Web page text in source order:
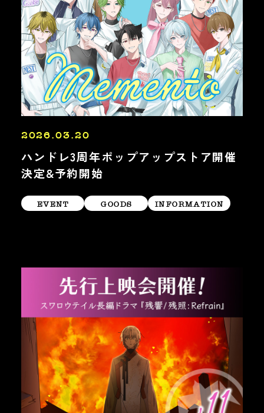
ハンドレ3周年ポップアップストア開催
決定&予約開始
EVENT GOODS INFORMATION
2026.03.20